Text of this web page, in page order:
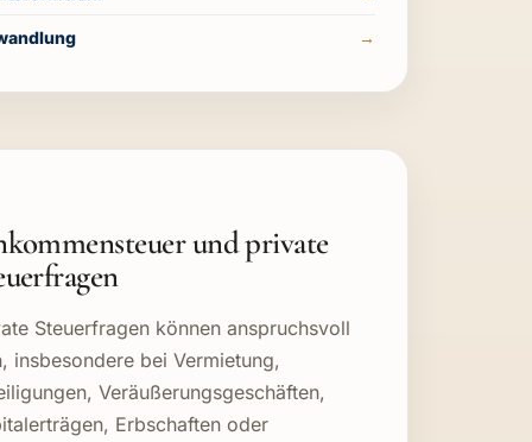
und private
Steuerfragen können anspruchsvoll
insbesondere bei Vermietung,
Veräußerungsgeschäften,
Erbschaften oder